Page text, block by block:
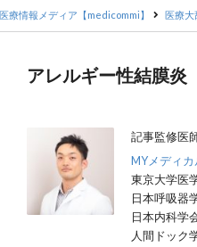
医療情報メディア【medicommi】 医療大
アレルギー性結膜炎
記事監修医
MYメディ
東京大学医
日本呼吸器
日本内科学
人間ドック